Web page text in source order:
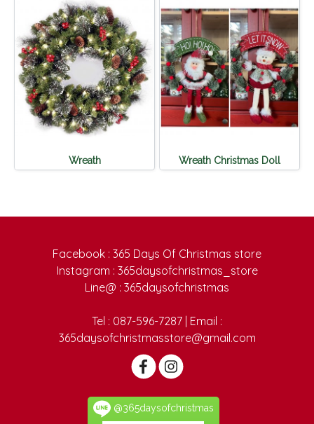
Wreath Wreath Christmas Doll
Facebook : 365 Days Of Christmas store
Instagram : 365daysofchristmas_store
Line@ : 365daysofchristmas
Tel : 087-596-7287 | Email :
365daysofchristmasstore@gmail.com
@365daysofchristmas